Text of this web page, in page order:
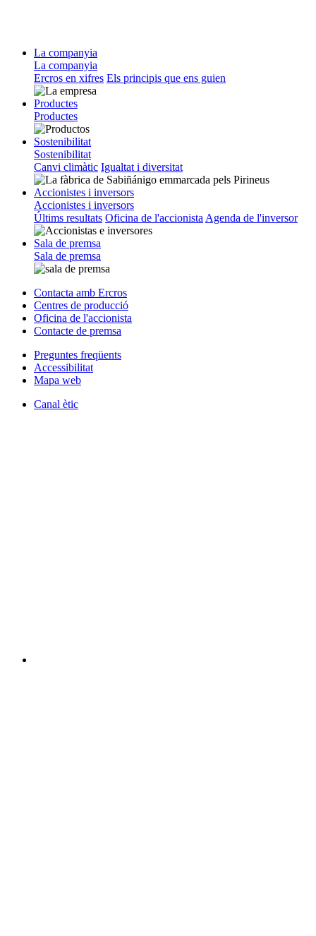
La companyia
La companyia
Ercros en xifres Els principis que ens guien
Productes
Productes
Sostenibilitat
Sostenibilitat
Canvi climàtic Igualtat i diversitat
Accionistes i inversors
Accionistes i inversors
Últims resultats Oficina de l'accionista Agenda de l'inversor
Sala de premsa
Sala de premsa
Contacta amb Ercros
Centres de producció
Oficina de l'accionista
Contacte de premsa
Preguntes freqüents
Accessibilitat
Mapa web
Canal ètic